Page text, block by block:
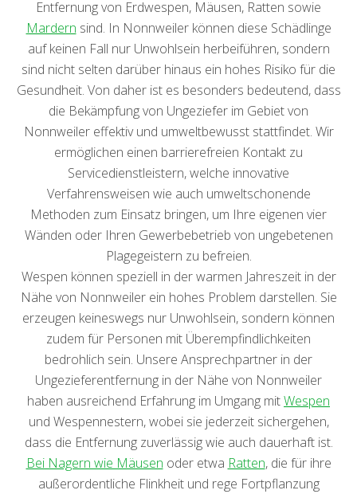
Entfernung von Erdwespen, Mäusen, Ratten sowie
Mardern sind. In Nonnweiler können diese Schädlinge
auf keinen Fall nur Unwohlsein herbeiführen, sondern
sind nicht selten darüber hinaus ein hohes Risiko für die
Gesundheit. Von daher ist es besonders bedeutend, dass
die Bekämpfung von Ungeziefer im Gebiet von
Nonnweiler effektiv und umweltbewusst stattfindet. Wir
ermöglichen einen barrierefreien Kontakt zu
Servicedienstleistern, welche innovative
Verfahrensweisen wie auch umweltschonende
Methoden zum Einsatz bringen, um Ihre eigenen vier
Wänden oder Ihren Gewerbebetrieb von ungebetenen
Plagegeistern zu befreien.
Wespen können speziell in der warmen Jahreszeit in der
Nähe von Nonnweiler ein hohes Problem darstellen. Sie
erzeugen keineswegs nur Unwohlsein, sondern können
zudem für Personen mit Überempfindlichkeiten
bedrohlich sein. Unsere Ansprechpartner in der
Ungezieferentfernung in der Nähe von Nonnweiler
haben ausreichend Erfahrung im Umgang mitWespen
und Wespennestern, wobei sie jederzeit sichergehen,
dass die Entfernung zuverlässig wie auch dauerhaft ist.
Bei Nagern wie Mäusen oder etwa Ratten, die für ihre
außerordentliche Flinkheit und rege Fortpflanzung